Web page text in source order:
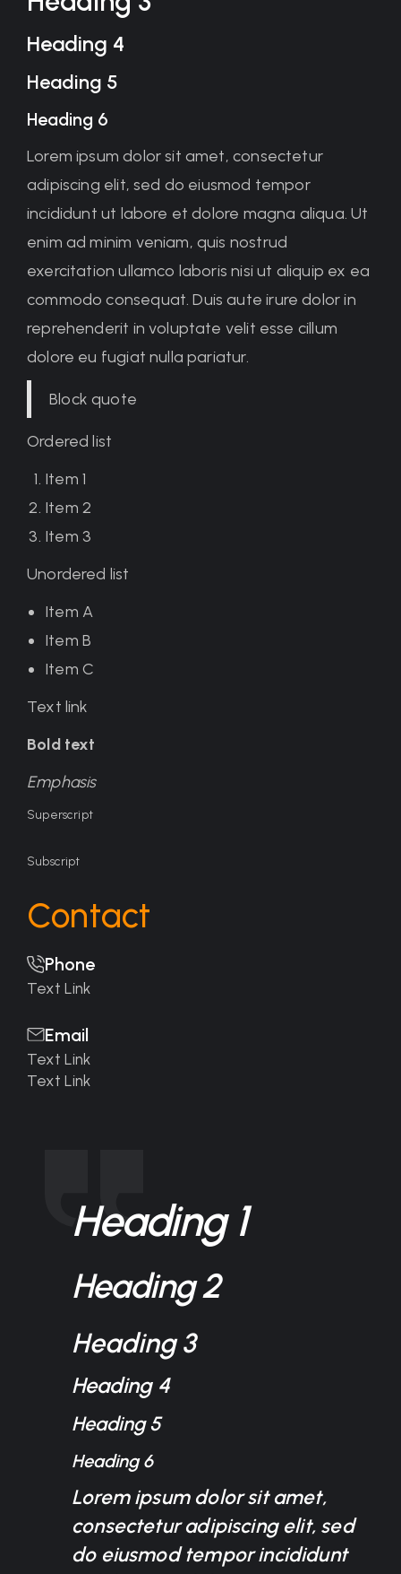
Heading 4
Heading 5
Heading 6
Lorem ipsum dolor sit amet, consectetur
adipiscing elit, sed do eiusmod tempor
incididunt ut labore et dolore magna aliqua. Ut
enim ad minim veniam, quis nostrud
exercitation ullamco laboris nisi ut aliquip ex ea
commodo consequat. Duis aute irure dolor in
reprehenderit in voluptate velit esse cillum
dolore eu fugiat nulla pariatur.
Block quote
Ordered list
Item 1
Item 2
Item 3
Unordered list
Item A
Item B
Item C
Text link
Bold text
Emphasis
Superscript
Subscript
Contact
Phone
Text Link
Email
Text Link
Text Link
Heading 1
Heading 2
Heading 3
Heading 4
Heading 5
Heading 6
Lorem ipsum dolor sit amet,
consectetur adipiscing elit, sed
do eiusmod tempor incididunt